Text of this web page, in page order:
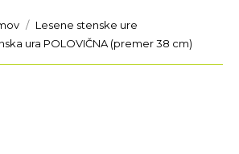
Lesene stenske ure
ura POLOVIČNA (premer 38 cm)